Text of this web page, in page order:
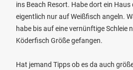
ins Beach Resort. Habe dort ein
eigentlich nur auf Weißfisch angeln.
habe bis auf eine vernünftige Schleie
Köderfisch Größe gefangen.
Hat jemand Tipps ob es da auch